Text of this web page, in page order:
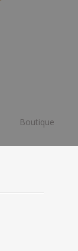
Boutique